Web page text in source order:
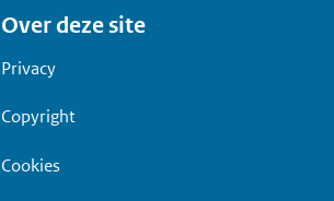
Over deze site
Privacy
Copyright
Cookies